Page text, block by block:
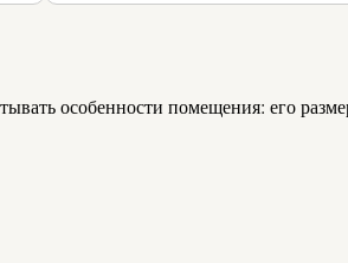
особенности помещения: его